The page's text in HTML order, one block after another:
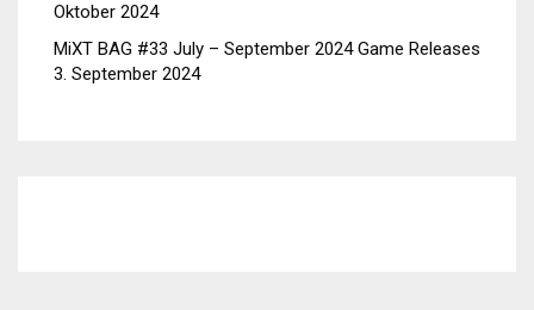
Oktober 2024
MiXT BAG #33 July – September 2024 Game Releases
3. September 2024